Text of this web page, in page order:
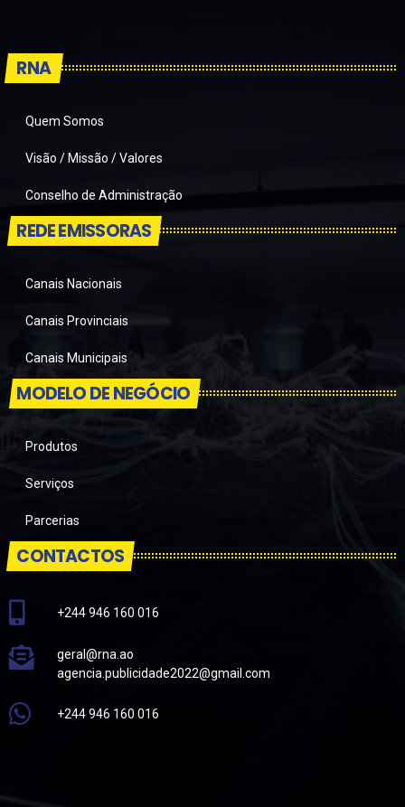
RNA
Quem Somos
Visão / Missão / Valores
Conselho de Administração
REDE EMISSORAS
Canais Nacionais
Canais Provinciais
Canais Municipais
MODELO DE NEGÓCIO
Produtos
Serviços
Parcerias
CONTACTOS
+244 946 160 016
geral@rna.ao
agencia.publicidade2022@gmail.com
+244 946 160 016